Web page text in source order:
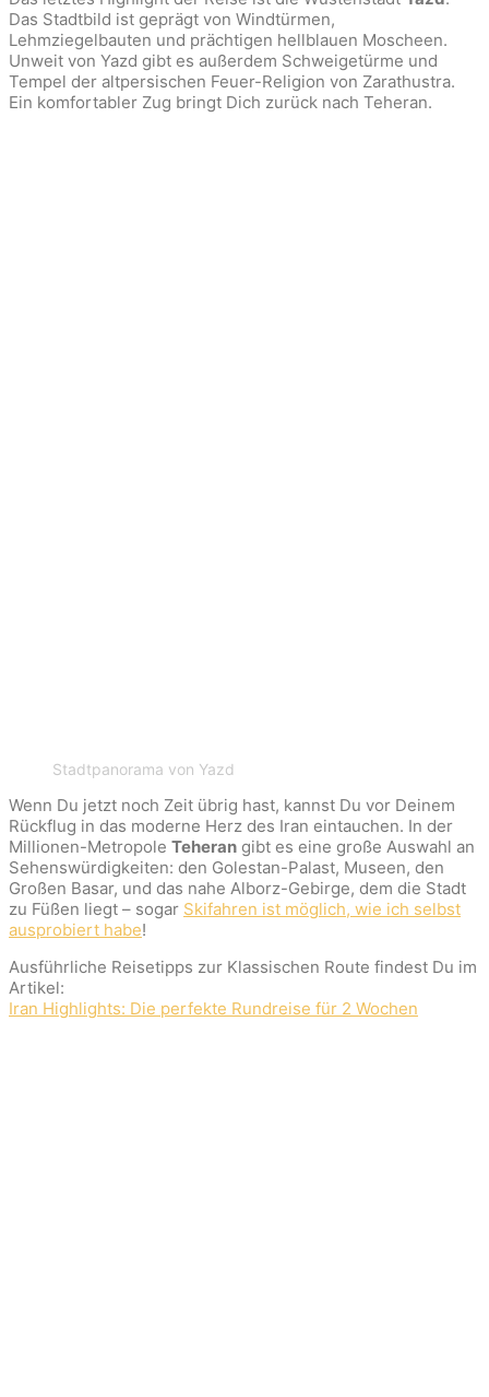
Das Stadtbild ist geprägt von Windtürmen,
Lehmziegelbauten und prächtigen hellblauen Moscheen.
Unweit von Yazd gibt es außerdem Schweigetürme und
Tempel der altpersischen Feuer-Religion von Zarathustra.
Ein komfortabler Zug bringt Dich zurück nach Teheran.
Stadtpanorama von Yazd
Wenn Du jetzt noch Zeit übrig hast, kannst Du vor Deinem
Rückflug in das moderne Herz des Iran eintauchen. In der
Millionen-Metropole Teheran gibt es eine große Auswahl an
Sehenswürdigkeiten: den Golestan-Palast, Museen, den
Großen Basar, und das nahe Alborz-Gebirge, dem die Stadt
zu Füßen liegt – sogar Skifahren ist möglich, wie ich selbst
ausprobiert habe!
Ausführliche Reisetipps zur Klassischen Route findest Du im
Artikel:
Iran Highlights: Die perfekte Rundreise für 2 Wochen